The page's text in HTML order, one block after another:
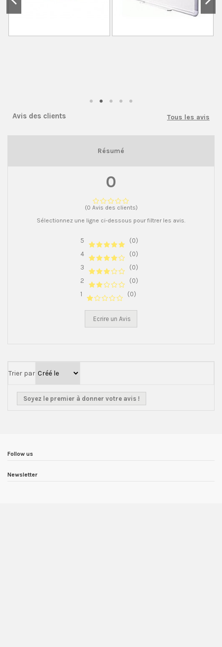
Avis des clients Tous les avis
Résumé
0
(0 Avis des clients)
Sélectionnez une ligne ci-dessous pour filtrer les avis.
5
(0)
4
(0)
3
(0)
2
(0)
1
(0)
Ecrire un Avis
Trier par
Soyez le premier à donner votre avis !
Follow us
Newsletter